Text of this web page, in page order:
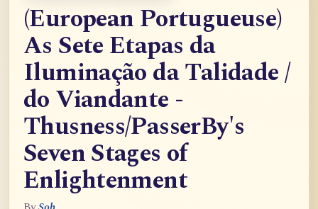
(European Portugueuse)
As Sete Etapas da
Iluminação da Talidade /
do Viandante -
Thusness/PasserBy's
Seven Stages of
Enlightenment